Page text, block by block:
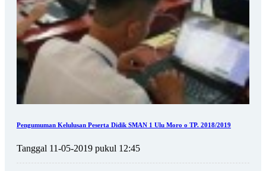
Pengumuman Kelulusan Peserta Didik SMAN 1 Ulu Moro o TP. 2018/2019
Tanggal 11-05-2019 pukul 12:45